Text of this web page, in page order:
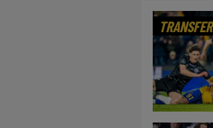
TRANSFER